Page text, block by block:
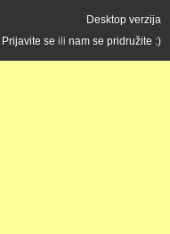
Desktop verzija
Prijavite se ili nam se pridružite :)